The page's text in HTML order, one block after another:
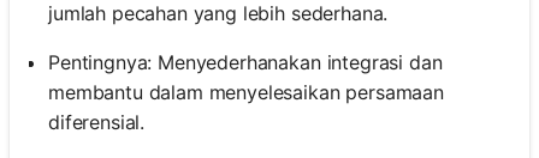
jumlah pecahan yang lebih sederhana.
Pentingnya: Menyederhanakan integrasi dan
membantu dalam menyelesaikan persamaan
diferensial.